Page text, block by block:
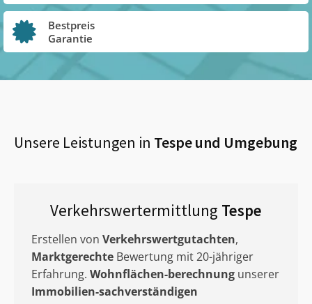
Bestpreis
Garantie
Unsere Leistungen in Tespeund Umgebung
Verkehrswertermittlung Tespe
Erstellen von Verkehrswertgutachten,
Marktgerechte Bewertung mit 20-jähriger
Erfahrung. Wohnflächen-berechnung unserer
Immobilien-sachverständigen